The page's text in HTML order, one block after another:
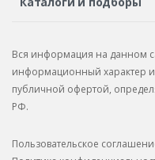
Рекламации по услугам
Подбор запчастей
Каталог запчастей
Вся информация на данном
информационный характер и
публичной офертой,
РФ.
Пользовательское